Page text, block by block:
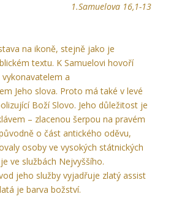
1.Samuelova 16,1-13
na ikoně, stejně jako je
textu. K Samuelovi hovoří
a
Jeho slova. Proto má také v levé
Boží Slovo. Jeho důležitost je
– zlacenou šerpou na pravém
o část antického oděvu,
osoby ve vysokých státnických
ve službách Nejvyššího.
jeho služby vyjadřuje zlatý assist
je barva božství.